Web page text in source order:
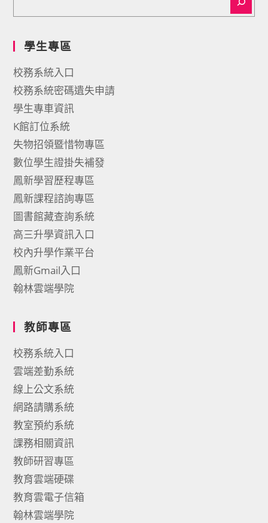
學生專區
校務系統入口
校務系統密碼遺失申請
學生專車資訊
K館訂位系統
失物招領暨惜物專區
數位學生證掛失補發
鳳新學習歷程專區
鳳新課程諮詢專區
圖書館藏查詢系統
高三升學資訊入口
校內升學作業平台
鳳新Gmail入口
翰林雲端學院
教師專區
校務系統入口
雲端差勤系統
線上公文系統
網路請購系統
教室預約系統
課務相關資訊
教師研習專區
教育雲端硬碟
教育雲電子信箱
翰林雲端學院